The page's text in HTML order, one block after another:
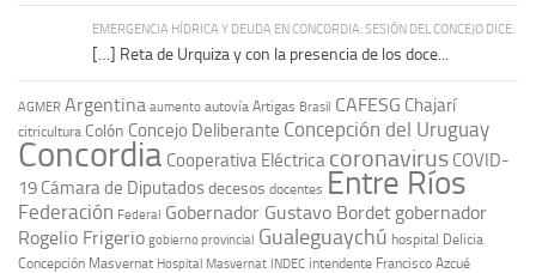
EMERGENCIA HÍDRICA Y DEUDA EN CONCORDIA: SESIÓN DEL CONCEJO DICE:
[…] Reta de Urquiza y con la presencia de los doce...
AGMER Argentina aumento autovía Artigas Brasil CAFESG Chajarí
citricultura Colón Concejo Deliberante Concepción del Uruguay
Concordia Cooperativa Eléctrica coronavirus COVID-
19 Cámara de Diputadosdecesos docentes Entre Ríos
Federación Federal Gobernador Gustavo Bordet gobernador
Rogelio Frigerio gobierno provincial Gualeguaychú hospital Delicia
Concepción Masvernat Hospital Masvernat INDEC intendente Francisco Azcué